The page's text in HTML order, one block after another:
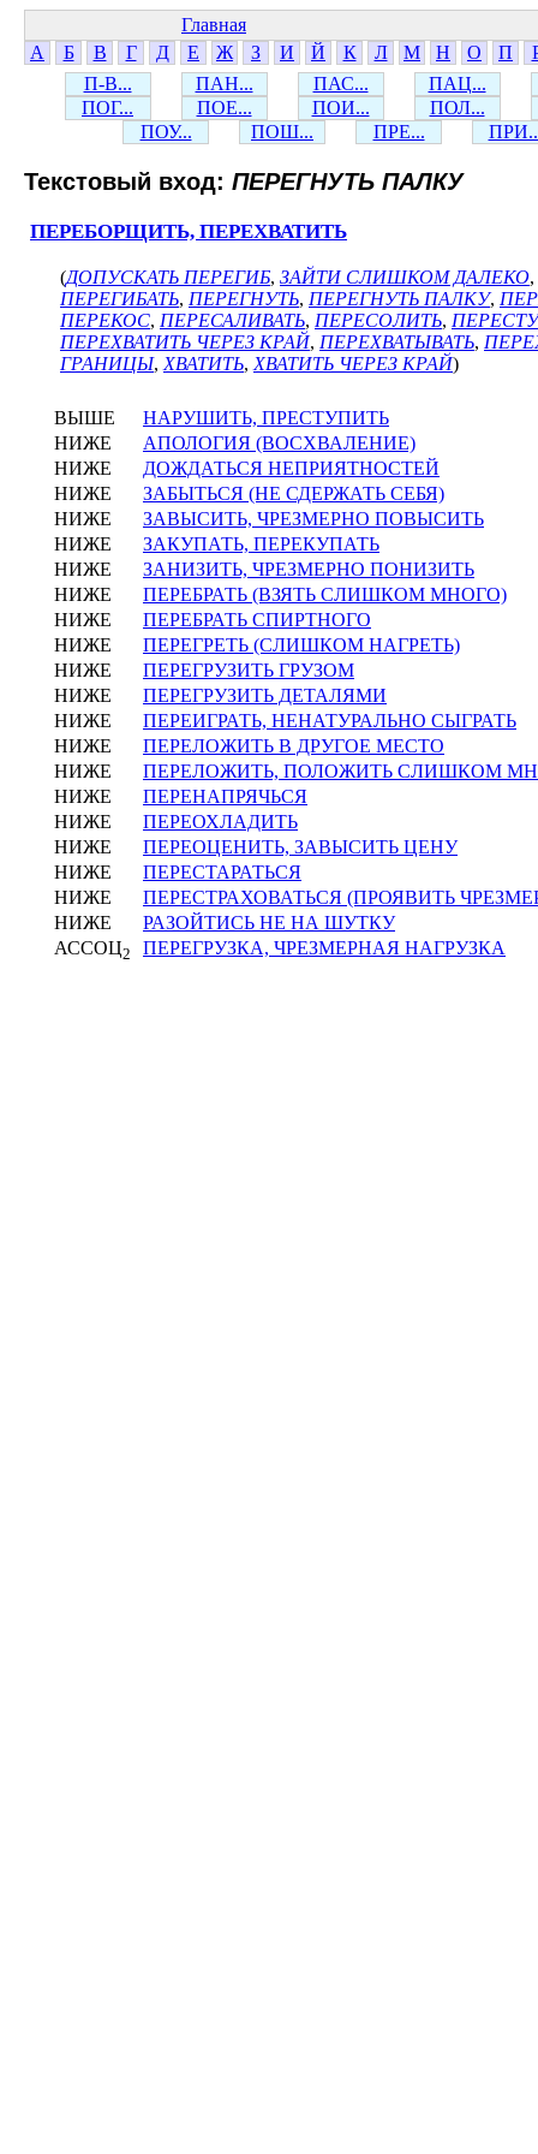
Главная
А
Б В Г Д Е Ж З И Й К Л М Н О П
П-В...
ПАН... ПАС...
ПАЦ...
ПОГ...
ПОЕ... ПОИ...
ПОЛ...
ПОУ...
ПОШ... ПРЕ...
Текстовый вход: ПЕРЕГНУТЬ ПАЛКУ
ПЕРЕБОРЩИТЬ, ПЕРЕХВАТИТЬ
(ДОПУСКАТЬ ПЕРЕГИБ, ЗАЙТИ СЛИШКОМ ДАЛЕКО,
ПЕРЕГИБАТЬ, ПЕРЕГНУТЬ, ПЕРЕГНУТЬ ПАЛКУ,
ПЕРЕКОС, ПЕРЕСАЛИВАТЬ, ПЕРЕСОЛИТЬ,
ПЕРЕХВАТИТЬ ЧЕРЕЗ КРАЙ, ПЕРЕХВАТЫВАТЬ,
ГРАНИЦЫ, ХВАТИТЬ, ХВАТИТЬ ЧЕРЕЗ КРАЙ)
ВЫШЕ
НАРУШИТЬ, ПРЕСТУПИТЬ
НИЖЕ
АПОЛОГИЯ (ВОСХВАЛЕНИЕ)
НИЖЕ
ДОЖДАТЬСЯ НЕПРИЯТНОСТЕЙ
НИЖЕ
ЗАБЫТЬСЯ (НЕ СДЕРЖАТЬ СЕБЯ)
НИЖЕ
ЗАВЫСИТЬ, ЧРЕЗМЕРНО ПОВЫСИТЬ
НИЖЕ
ЗАКУПАТЬ, ПЕРЕКУПАТЬ
НИЖЕ
ЗАНИЗИТЬ, ЧРЕЗМЕРНО ПОНИЗИТЬ
НИЖЕ
ПЕРЕБРАТЬ (ВЗЯТЬ СЛИШКОМ МНОГО)
НИЖЕ
ПЕРЕБРАТЬ СПИРТНОГО
НИЖЕ
ПЕРЕГРЕТЬ (СЛИШКОМ НАГРЕТЬ)
НИЖЕ
ПЕРЕГРУЗИТЬ ГРУЗОМ
НИЖЕ
ПЕРЕГРУЗИТЬ ДЕТАЛЯМИ
НИЖЕ
ПЕРЕИГРАТЬ, НЕНАТУРАЛЬНО СЫГРАТЬ
НИЖЕ
ПЕРЕЛОЖИТЬ В ДРУГОЕ МЕСТО
НИЖЕ
ПЕРЕЛОЖИТЬ, ПОЛОЖИТЬ СЛИШКОМ
НИЖЕ
ПЕРЕНАПРЯЧЬСЯ
НИЖЕ
ПЕРЕОХЛАДИТЬ
НИЖЕ
ПЕРЕОЦЕНИТЬ, ЗАВЫСИТЬ ЦЕНУ
НИЖЕ
ПЕРЕСТАРАТЬСЯ
НИЖЕ
ПЕРЕСТРАХОВАТЬСЯ (ПРОЯВИТЬ
НИЖЕ
РАЗОЙТИСЬ НЕ НА ШУТКУ
АССОЦ2 ПЕРЕГРУЗКА, ЧРЕЗМЕРНАЯ НАГРУЗКА